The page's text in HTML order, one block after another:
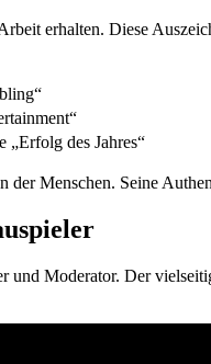
erhalten. Diese
des Jahres“
der Menschen. Seine
und Moderator. Der